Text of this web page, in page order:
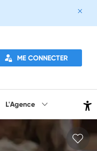
ME CONNECTER
L'Agence